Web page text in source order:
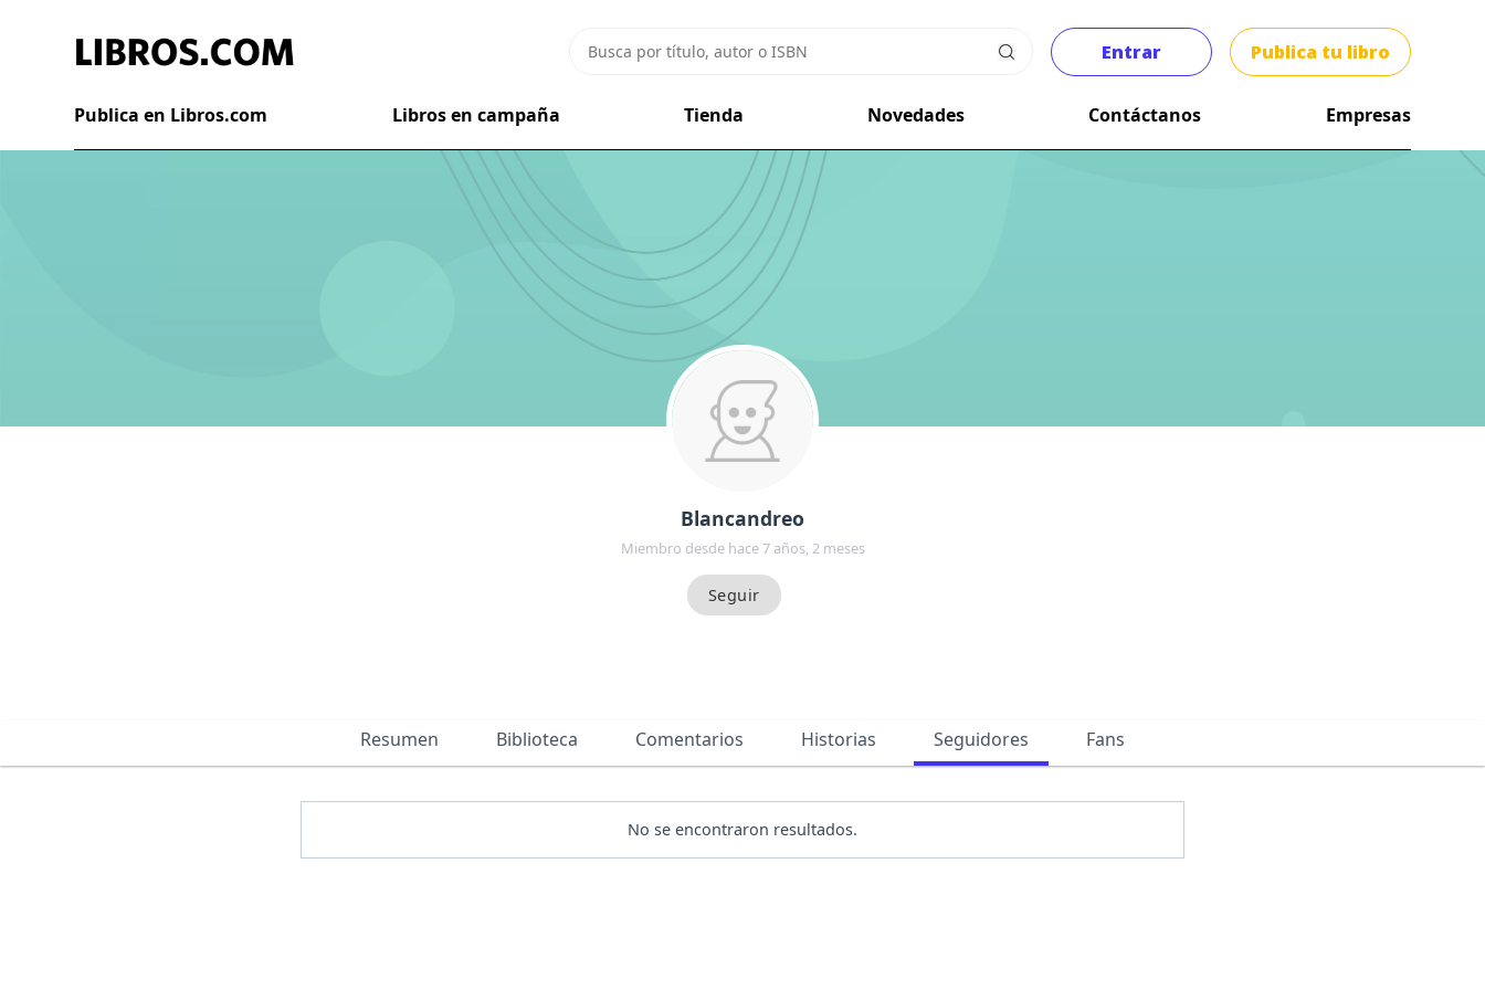
Entrar Publica tu libro
Publica en Libros.com Libros en campaña Tienda Novedades Contáctanos Empresas
Blancandreo
Miembro desde hace 7 años, 2 meses
Resumen Biblioteca Comentarios Historias Seguidores Fans
No se encontraron resultados.